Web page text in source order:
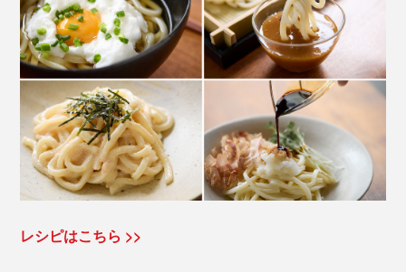
レシピはこちら >>